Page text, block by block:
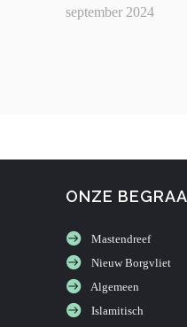
september 2024
ONZE
Mastendreef
Nieuw Borgvliet
Algemeen
Islamitisch